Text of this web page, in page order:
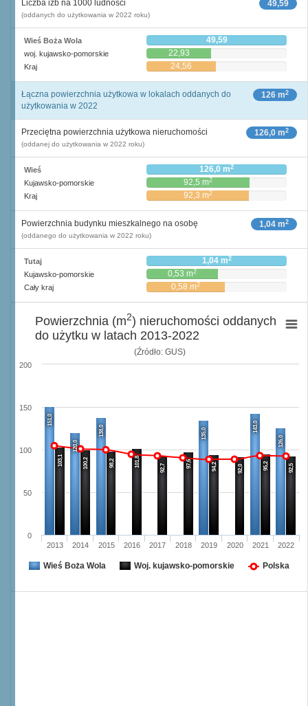
49,59
Liczba izb na 1000 ludności
(oddanych do użytkowania w 2022 roku)
Wieś Boża Wola 49,59
woj. kujawsko-pomorskie 22,93
Kraj 24,56
126 m2
Łączna powierzchnia użytkowa w lokalach oddanych do
użytkowania w 2022
126,0 m2
Przeciętna powierzchnia użytkowa nieruchomości
(oddanej do użytkowania w 2022 roku)
Wieś 126,0 m2
Kujawsko-pomorskie 92,5 m2
Kraj 92,3 m2
1,04 m2
Powierzchnia budynku mieszkalnego na osobę
(oddanego do użytkowania w 2022 roku)
Tutaj 1,04 m2
Kujawsko-pomorskie 0,53 m2
Cały kraj 0,58 m2
(Źródło: GUS)
151,0
120,0
138,0 135,0
143,0
126,0
103,1
100,2 98,2 101,8 92,7 97,6 94,2 92,0 95,2 92,5
2013 2014 2015 2016 2017 2018 2019 2020 2021 2022
0
50
100
150
200
Powierzchnia (m2) nieruchomości oddanych
do użytku w latach 2013-2022
Wieś Boża Wola Woj. kujawsko-pomorskie Polska